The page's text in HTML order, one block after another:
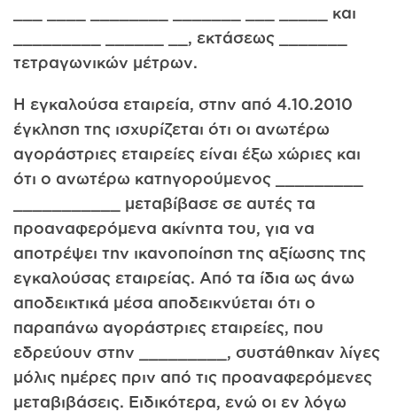
___ ____ ________ _______ ___ _____ και
_________ ______ __, εκτάσεως _______
τετραγωνικών μέτρων.
Η εγκαλούσα εταιρεία, στην από 4.10.2010
έγκληση της ισχυρίζεται ότι οι ανωτέρω
αγοράστριες εταιρείες είναι έξω χώριες και
ότι ο ανωτέρω κατηγορούμενος _________
___________ μεταβίβασε σε αυτές τα
προαναφερόμενα ακίνητα του, για να
αποτρέψει την ικανοποίηση της αξίωσης της
εγκαλούσας εταιρείας. Από τα ίδια ως άνω
αποδεικτικά μέσα αποδεικνύεται ότι ο
παραπάνω αγοράστριες εταιρείες, που
εδρεύουν στην _________, συστάθηκαν λίγες
μόλις ημέρες πριν από τις προαναφερόμενες
μεταβιβάσεις. Ειδικότερα, ενώ οι εν λόγω